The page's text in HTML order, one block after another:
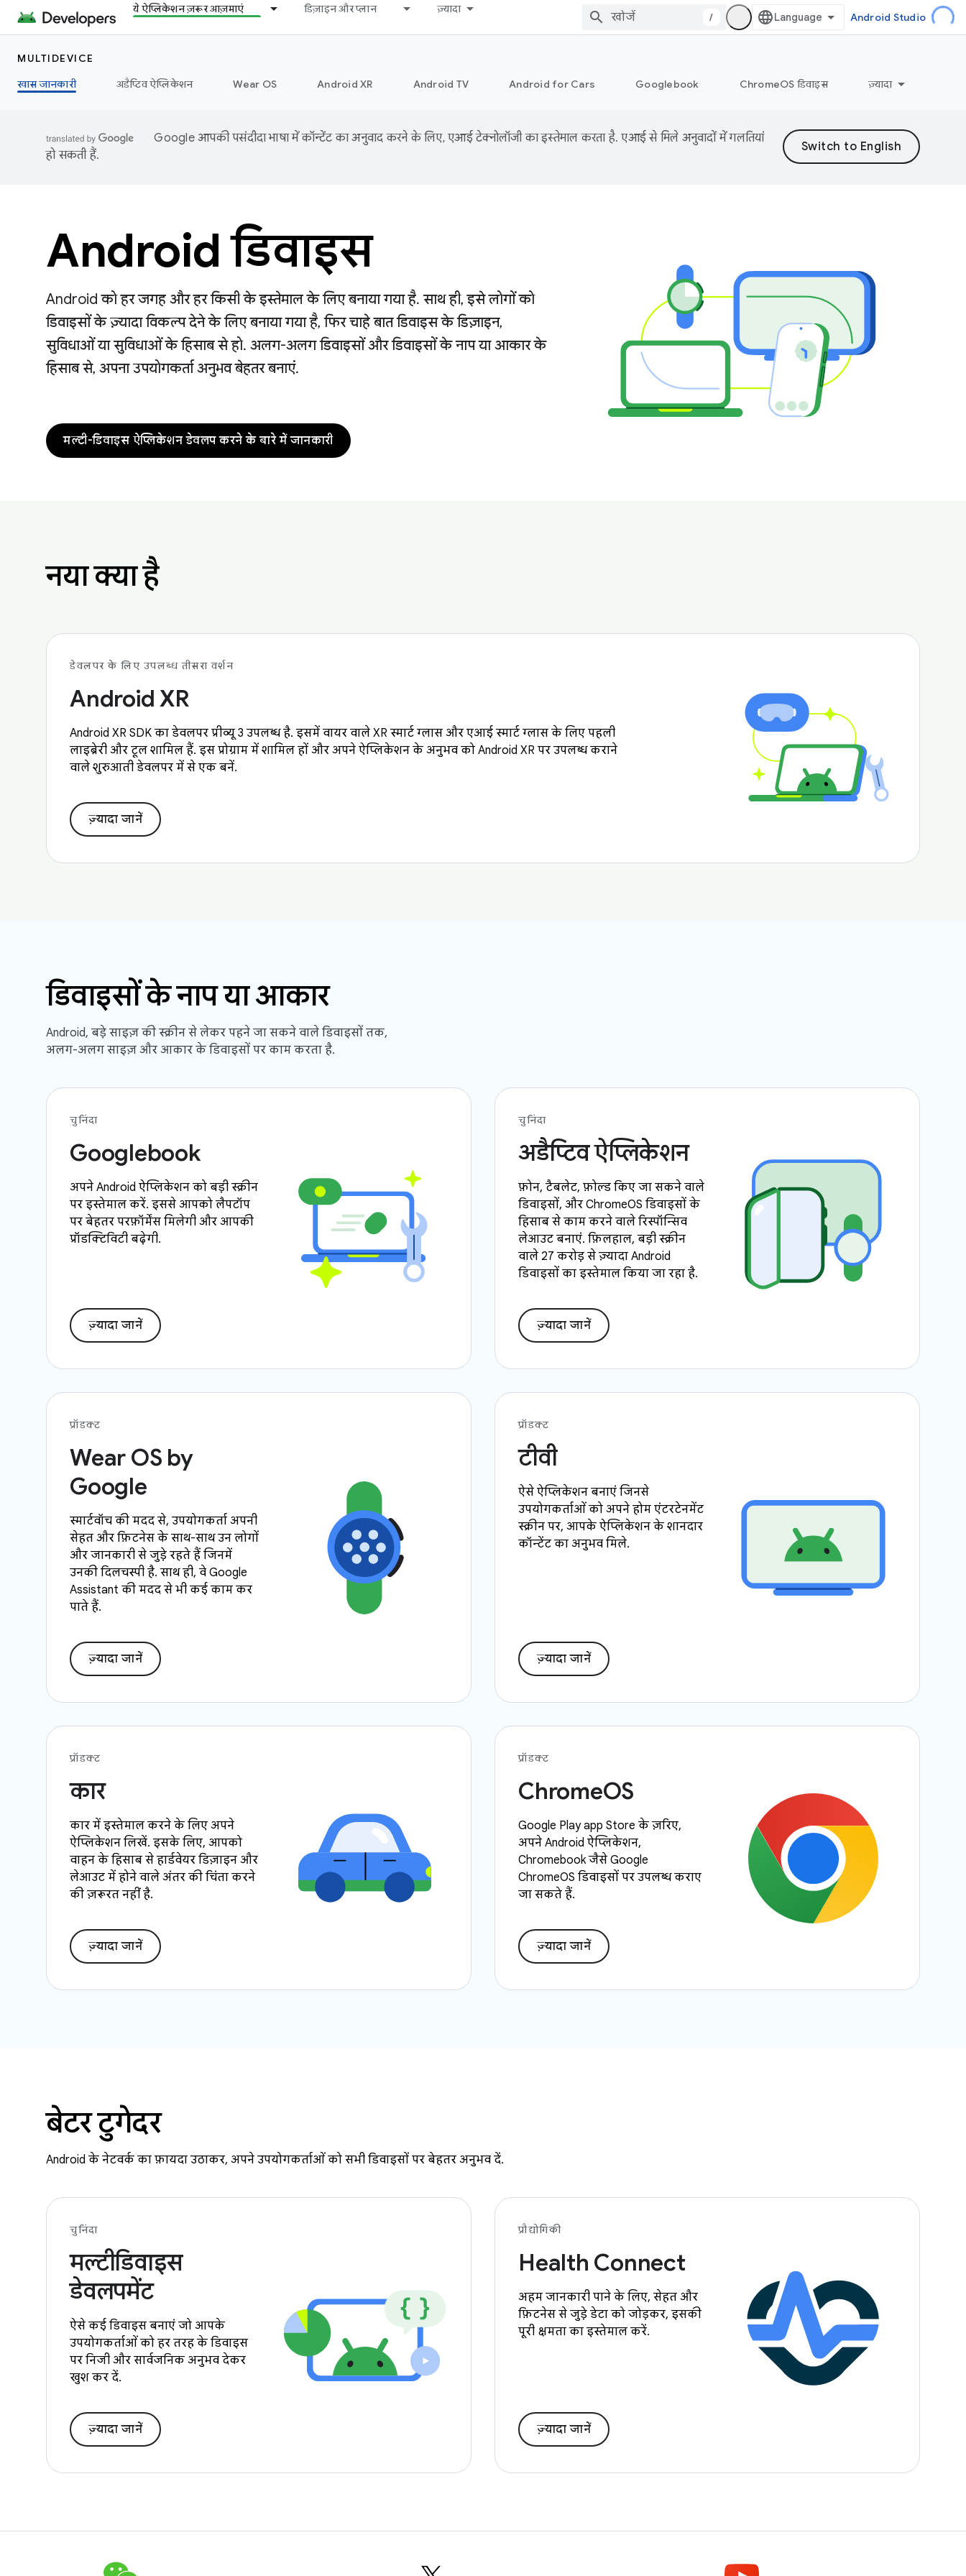
ये ऐप्लिकेशन ज़रूर आज़माएं डिज़ाइन और प्लान ज़्यादा
/ Android Studio
MULTIDEVICE
खास जानकारी
अडैप्टिव ऐप्लिकेशन Wear OS Android XR Android TV Android for Cars Googlebook ChromeOS डिवाइस ज़्यादा
Google आपकी पसंदीदा भाषा में कॉन्टेंट का अनुवाद करने के लिए, एआई टेक्नोलॉजी का इस्तेमाल करता है. एआई से मिले अनुवादों में गलतियां
हो सकती हैं.
Android डिवाइस
Android को हर जगह और हर किसी के इस्तेमाल के लिए बनाया गया है. साथ ही, इसे लोगों को
डिवाइसों के ज़्यादा विकल्प देने के लिए बनाया गया है, फिर चाहे बात डिवाइस के डिज़ाइन,
सुविधाओं या सुविधाओं के हिसाब से हो. अलग-अलग डिवाइसों और डिवाइसों के नाप या आकार के
हिसाब से, अपना उपयोगकर्ता अनुभव बेहतर बनाएं.
मल्टी-डिवाइस ऐप्लिकेशन डेवलप करने के बारे में जानकारी
नया क्या है
डेवलपर के लिए उपलब्ध तीसरा वर्शन
Android XR
Android XR SDK का डेवलपर प्रीव्यू 3 उपलब्ध है. इसमें वायर वाले XR स्मार्ट ग्लास और एआई स्मार्ट ग्लास के लिए पहली
लाइब्रेरी और टूल शामिल हैं. इस प्रोग्राम में शामिल हों और अपने ऐप्लिकेशन के अनुभव को Android XR पर उपलब्ध कराने
वाले शुरुआती डेवलपर में से एक बनें.
ज़्यादा जानें
डिवाइसों के नाप या आकार
Android, बड़े साइज़ की स्क्रीन से लेकर पहने जा सकने वाले डिवाइसों तक,
अलग-अलग साइज़ और आकार के डिवाइसों पर काम करता है.
चुनिंदा
Googlebook
अपने Android ऐप्लिकेशन को बड़ी स्क्रीन
पर इस्तेमाल करें. इससे आपको लैपटॉप
पर बेहतर परफ़ॉर्मेंस मिलेगी और आपकी
प्रॉडक्टिविटी बढ़ेगी.
ज़्यादा जानें
चुनिंदा
अडैप्टिव ऐप्लिकेशन
फ़ोन, टैबलेट, फ़ोल्ड किए जा सकने वाले
डिवाइसों, और ChromeOS डिवाइसों के
हिसाब से काम करने वाले रिस्पॉन्सिव
लेआउट बनाएं. फ़िलहाल, बड़ी स्क्रीन
वाले 27 करोड़ से ज़्यादा Android
डिवाइसों का इस्तेमाल किया जा रहा है.
ज़्यादा जानें
प्रॉडक्ट
Wear OS by
Google
स्मार्टवॉच की मदद से, उपयोगकर्ता अपनी
सेहत और फ़िटनेस के साथ-साथ उन लोगों
और जानकारी से जुड़े रहते हैं जिनमें
उनकी दिलचस्पी है. साथ ही, वे Google
Assistant की मदद से भी कई काम कर
पाते हैं.
ज़्यादा जानें
प्रॉडक्ट
टीवी
ऐसे ऐप्लिकेशन बनाएं जिनसे
उपयोगकर्ताओं को अपने होम एंटरटेनमेंट
स्क्रीन पर, आपके ऐप्लिकेशन के शानदार
कॉन्टेंट का अनुभव मिले.
ज़्यादा जानें
प्रॉडक्ट
कार
कार में इस्तेमाल करने के लिए अपने
ऐप्लिकेशन लिखें. इसके लिए, आपको
वाहन के हिसाब से हार्डवेयर डिज़ाइन और
लेआउट में होने वाले अंतर की चिंता करने
की ज़रूरत नहीं है.
ज़्यादा जानें
प्रॉडक्ट
ChromeOS
Google Play app Store के ज़रिए,
अपने Android ऐप्लिकेशन,
Chromebook जैसे Google
ChromeOS डिवाइसों पर उपलब्ध कराए
जा सकते हैं.
ज़्यादा जानें
बेटर टुगेदर
Android के नेटवर्क का फ़ायदा उठाकर, अपने उपयोगकर्ताओं को सभी डिवाइसों पर बेहतर अनुभव दें.
चुनिंदा
मल्टीडिवाइस
डेवलपमेंट
ऐसे कई डिवाइस बनाएं जो आपके
उपयोगकर्ताओं को हर तरह के डिवाइस
पर निजी और सार्वजनिक अनुभव देकर
खुश कर दें.
ज़्यादा जानें
प्रौद्योगिकी
Health Connect
अहम जानकारी पाने के लिए, सेहत और
फ़िटनेस से जुड़े डेटा को जोड़कर, इसकी
पूरी क्षमता का इस्तेमाल करें.
ज़्यादा जानें